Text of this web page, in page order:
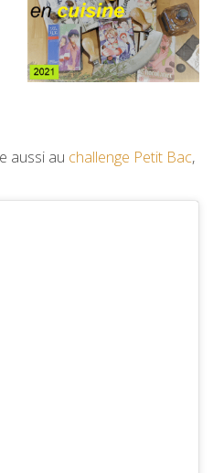
aussi au challenge Petit Bac,